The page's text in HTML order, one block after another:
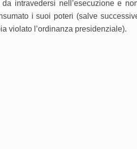
intravedersi nell’esecuzione e
i suoi poteri (salve
violato l’ordinanza presidenziale).